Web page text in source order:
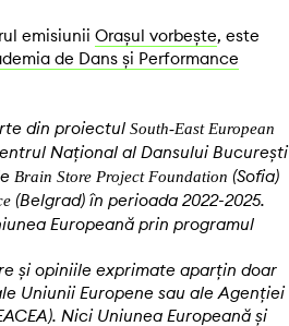
emisiunii Orașul vorbește, este
de Dans și Performance
din proiectul South-East European
Național al Dansului București
Brain Store Project Foundation (Sofia)
(Belgrad) în perioada 2022-2025.
Europeană prin programul
și opiniile exprimate aparțin doar
Uniunii Europene sau ale Agenției
Nici Uniunea Europeană și